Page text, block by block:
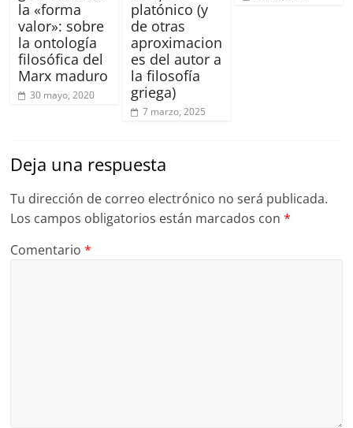
la «forma
valor»: sobre
la ontología
filosófica del
Marx maduro
30 mayo, 2020
platónico (y
de otras
aproximacion
es del autor a
la filosofía
griega)
7 marzo, 2025
Deja una respuesta
Tu dirección de correo electrónico no será publicada.
Los campos obligatorios están marcados con*
Comentario*